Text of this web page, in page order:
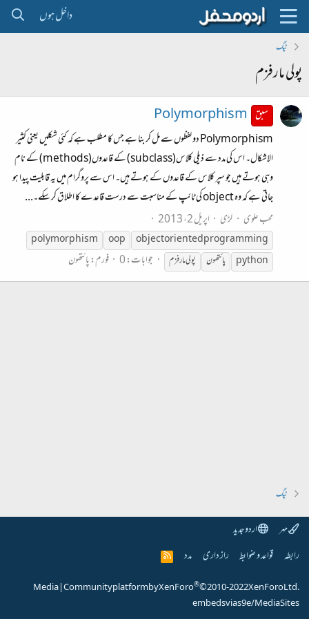
داخل ہوں
ٹیگ
پولی مارفزم
سبق Polymorphism
Polymorphism دو لفظوں سے مل کر بنا ہے جس کا مطلب ہے کہ کئی شکلیں یعنی کثیر
الاشکال۔ اس کی مدد سے ذیلی کلاس(subclass) کے قاعدوں(methods) کے نام
وہی ہوتے ہیں جو سپر کلاس کے قاعدوں کے ہوتے ہیں۔ اس سے پروگرام میں یہ قابلیت پیدا ہو
جاتی ہے کہ وہ object کی ٹائپ کے مناسبت سے درست قاعدے کا اطلاق کر سکے۔...
محب علوی
لڑی اپریل 2، 2013
object oriented programming
oop
polymorphism
python
پائتھون پولیمارفزم جوابات: 0 فورم:پائتھون
ٹیگ
مہر
اردو جدید
رابطہ قواعد و ضوابط راز داری مدد
R
S
Community platform by XenForo®© 2010-2022 XenForo Ltd.
|
Media
embeds via s9e/MediaSites